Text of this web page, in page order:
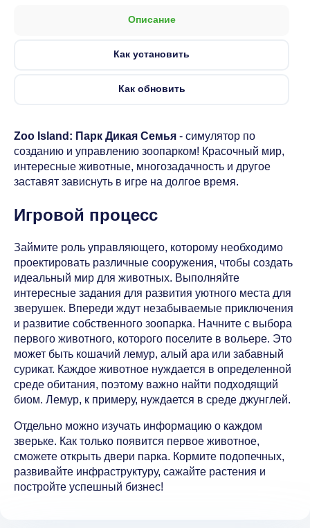
Описание
Как установить
Как обновить
Zoo Island: Парк Дикая Семья - симулятор по
созданию и управлению зоопарком! Красочный мир,
интересные животные, многозадачность и другое
заставят зависнуть в игре на долгое время.
Игровой процесс
Займите роль управляющего, которому необходимо
проектировать различные сооружения, чтобы создать
идеальный мир для животных. Выполняйте
интересные задания для развития уютного места для
зверушек. Впереди ждут незабываемые приключения
и развитие собственного зоопарка. Начните с выбора
первого животного, которого поселите в вольере. Это
может быть кошачий лемур, алый ара или забавный
сурикат. Каждое животное нуждается в определенной
среде обитания, поэтому важно найти подходящий
биом. Лемур, к примеру, нуждается в среде джунглей.
Отдельно можно изучать информацию о каждом
зверьке. Как только появится первое животное,
сможете открыть двери парка. Кормите подопечных,
развивайте инфраструктуру, сажайте растения и
постройте успешный бизнес!